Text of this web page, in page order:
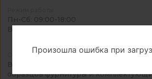
Пн-Сб: 09:00-18:00
Вс: выходной
О магазине
В нашем магазине представлен
образцов фурнитуры и
Произошла ошибка при